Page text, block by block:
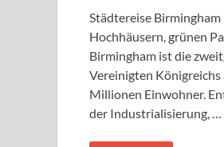
Städtereise
Hochhäusern, grünen
Birmingham ist die
Vereinigten
Millionen Einwohner.
der Industrialisierung, …